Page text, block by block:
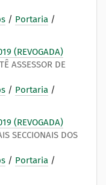
/ Portaria /
(REVOGADA)
ASSESSOR DE
/ Portaria /
(REVOGADA)
SECCIONAIS DOS
/ Portaria /